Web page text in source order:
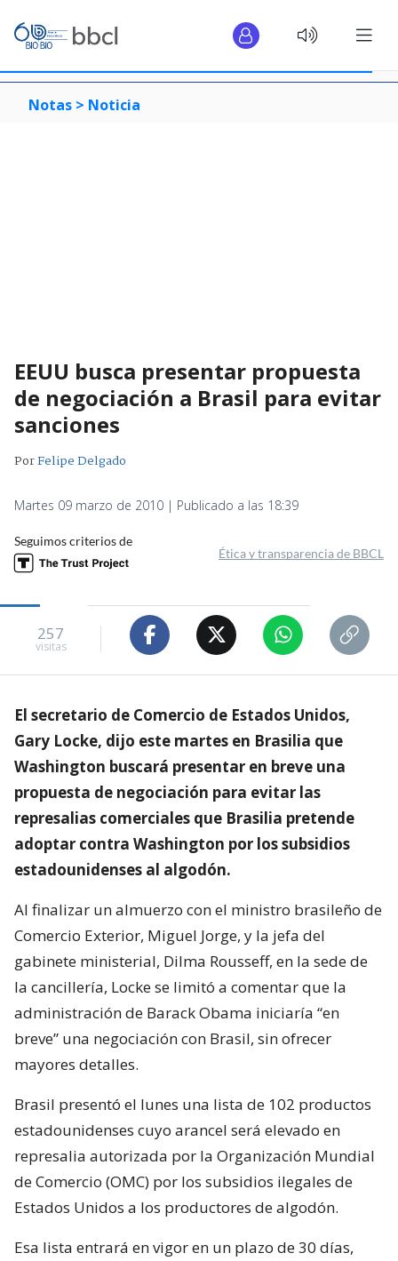
Notas > Noticia
EEUU busca presentar propuesta
de negociación a Brasil para evitar
sanciones
PorFelipe Delgado
Martes 09 marzo de 2010 | Publicado a las 18:39
Seguimos criterios de
Ética y transparencia de BBCL
257
visitas
El secretario de Comercio de Estados Unidos,
Gary Locke, dijo este martes en Brasilia que
Washington buscará presentar en breve una
propuesta de negociación para evitar las
represalias comerciales que Brasilia pretende
adoptar contra Washington por los subsidios
estadounidenses al algodón.
Al finalizar un almuerzo con el ministro brasileño de
Comercio Exterior, Miguel Jorge, y la jefa del
gabinete ministerial, Dilma Rousseff, en la sede de
la cancillería, Locke se limitó a comentar que la
administración de Barack Obama iniciaría “en
breve” una negociación con Brasil, sin ofrecer
mayores detalles.
Brasil presentó el lunes una lista de 102 productos
estadounidenses cuyo arancel será elevado en
represalia autorizada por la Organización Mundial
de Comercio (OMC) por los subsidios ilegales de
Estados Unidos a los productores de algodón.
Esa lista entrará en vigor en un plazo de 30 días,